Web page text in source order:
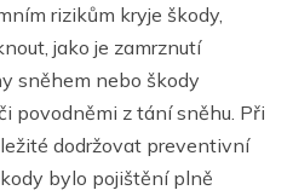
rizikům kryje škody,
jako je zamrznutí
sněhem nebo škody
povodněmi z tání sněhu. Při
dodržovat preventivní
bylo pojištění plně